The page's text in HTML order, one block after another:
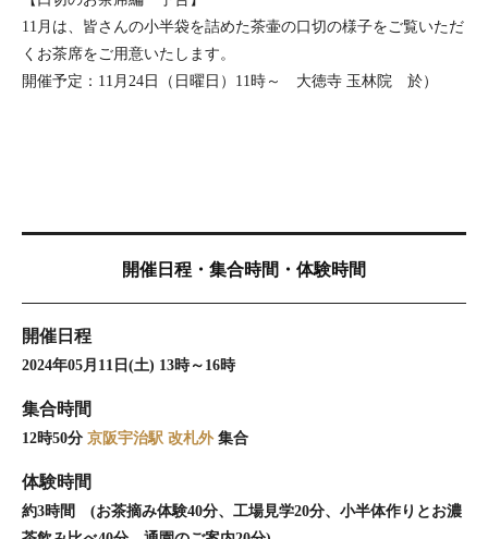
11月は、皆さんの小半袋を詰めた茶壷の口切の様子をご覧いただ
くお茶席をご用意いたします。
開催予定：11月24日（日曜日）11時～ 大徳寺 玉林院 於）
開催日程・集合時間・体験時間
開催日程
2024年05月11日(土) 13時～16時
集合時間
12時50分 京阪宇治駅 改札外集合
体験時間
約3時間 (お茶摘み体験40分、工場見学20分、小半体作りとお濃